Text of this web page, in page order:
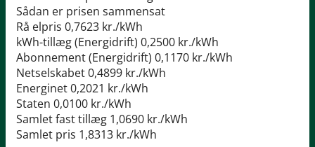
Sådan er prisen sammensat
Rå elpris 0,7623 kr./kWh
kWh-tillæg (Energidrift) 0,2500 kr./kWh
Abonnement (Energidrift) 0,1170 kr./kWh
Netselskabet0,4899 kr./kWh
Energinet0,2021 kr./kWh
Staten 0,0100 kr./kWh
Samlet fast tillæg 1,0690 kr./kWh
Samlet pris 1,8313 kr./kWh